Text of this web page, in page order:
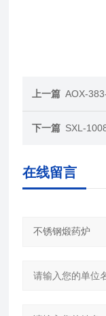
上一篇 AOX-
下一篇 SXL-
在线留言